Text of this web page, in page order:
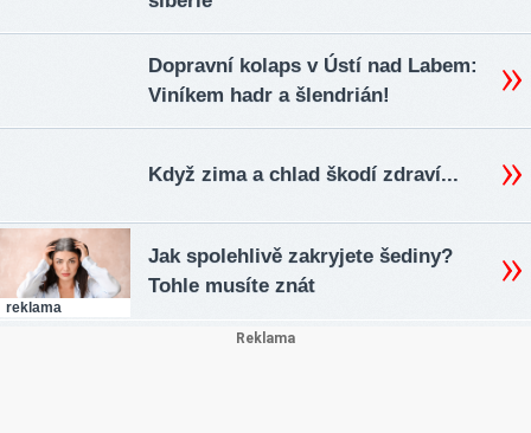
Dopravní kolaps v Ústí nad Labem:
Viníkem hadr a šlendrián!
Když zima a chlad škodí zdraví...
reklama
Jak spolehlivě zakryjete šediny?
Tohle musíte znát